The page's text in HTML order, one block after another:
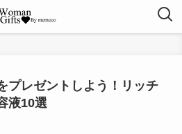
プレゼントしよう！リッチ
液10選